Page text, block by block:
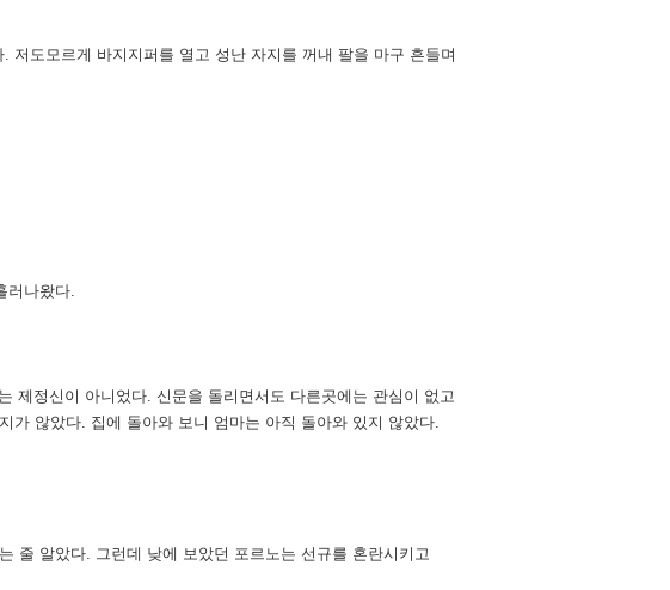
도모르게 바지지퍼를 열고 성난 자지를 꺼내 팔을 마구 흔들며
러나왔다.
제정신이 아니었다. 신문을 돌리면서도 다른곳에는 관심이 없고
가 않았다. 집에 돌아와 보니 엄마는 아직 돌아와 있지 않았다.
줄 알았다. 그런데 낮에 보았던 포르노는 선규를 혼란시키고